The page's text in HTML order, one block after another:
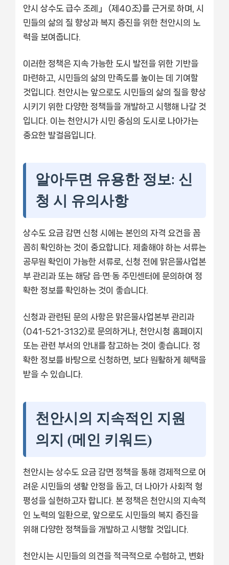
안시 상수도 급수 조례」 (제40조)를 근거로 하며, 시
민들의 삶의 질 향상과 복지 증진을 위한 천안시의 노
력을 보여줍니다.
이러한 정책은 지속 가능한 도시 발전을 위한 기반을
마련하고, 시민들의 삶의 만족도를 높이는 데 기여할
것입니다. 천안시는 앞으로도 시민들의 삶의 질을 향상
시키기 위한 다양한 정책들을 개발하고 시행해 나갈 것
입니다. 이는 천안시가 시민 중심의 도시로 나아가는
중요한 발걸음입니다.
알아두면 유용한 정보: 신
청 시 유의사항
상수도 요금 감면 신청 시에는 본인의 자격 요건을 꼼
꼼히 확인하는 것이 중요합니다. 제출해야 하는 서류는
공무원 확인이 가능한 서류로, 신청 전에 맑은물사업본
부 관리과 또는 해당 읍·면·동 주민센터에 문의하여 정
확한 정보를 확인하는 것이 좋습니다.
신청과 관련된 문의 사항은 맑은물사업본부 관리과
(041-521-3132)로 문의하거나, 천안시청 홈페이지
또는 관련 부서의 안내를 참고하는 것이 좋습니다. 정
확한 정보를 바탕으로 신청하면, 보다 원활하게 혜택을
받을 수 있습니다.
천안시의 지속적인 지원
의지 (메인 키워드)
천안시는 상수도 요금 감면 정책을 통해 경제적으로 어
려운 시민들의 생활 안정을 돕고, 더 나아가 사회적 형
평성을 실현하고자 합니다. 본 정책은 천안시의 지속적
인 노력의 일환으로, 앞으로도 시민들의 복지 증진을
위해 다양한 정책들을 개발하고 시행할 것입니다.
천안시는 시민들의 의견을 적극적으로 수렴하고, 변화